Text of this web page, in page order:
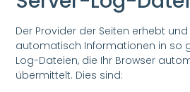
Der Provider der Seiten erhebt
automatisch Informationen in so
Log-Dateien, die Ihr Browser
übermittelt. Dies sind: